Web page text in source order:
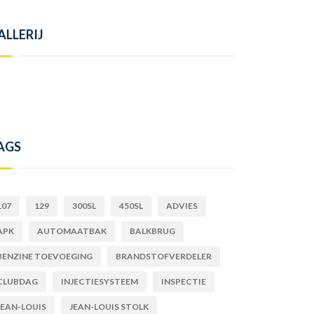
129 300SL 450SL ADVIES
AUTOMAATBAK BALKBRUG
TOEVOEGING BRANDSTOFVERDELER
INJECTIESYSTEEM INSPECTIE
LOUIS JEAN-LOUIS STOLK